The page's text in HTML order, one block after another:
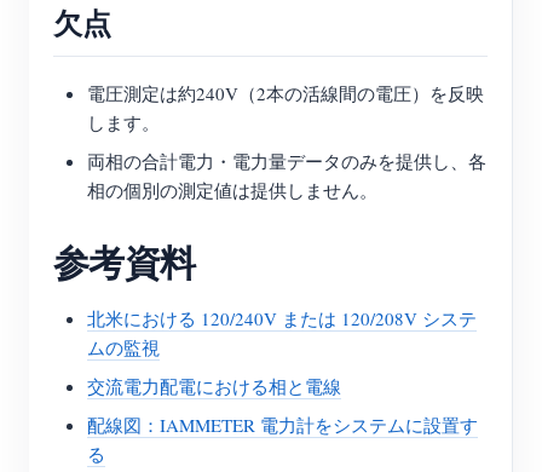
欠点
電圧測定は約240V（2本の活線間の電圧）を反映
します。
両相の合計電力・電力量データのみを提供し、各
相の個別の測定値は提供しません。
参考資料
北米における 120/240V または 120/208V システ
ムの監視
交流電力配電における相と電線
配線図：IAMMETER 電力計をシステムに設置す
る